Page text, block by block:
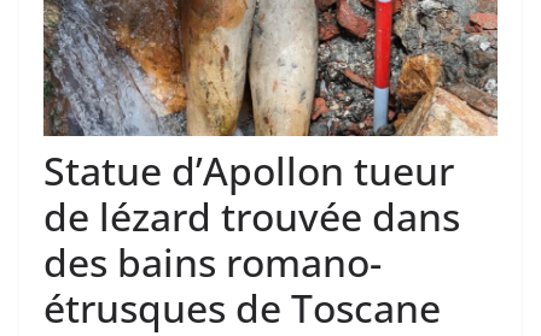
Statue d’Apollon tueur
de lézard trouvée dans
des bains romano-
étrusques de Toscane